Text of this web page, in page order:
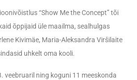
“Show Me the Concept” tõi
õppijaid üle maailma, sealhulgas
Kivimäe, Maria-Aleksandra Viršilaite
uhkelt oma kooli.
veebruaril ning koguni 11 meeskonda